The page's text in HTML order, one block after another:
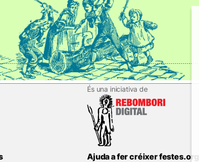
És una iniciativa de
Ajuda a fer créixer festes.org